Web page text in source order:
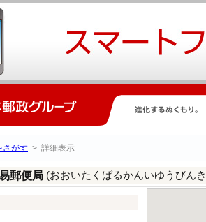
さがす > 詳細表示
郵便局 (おおいたくばるかんいゆうびん